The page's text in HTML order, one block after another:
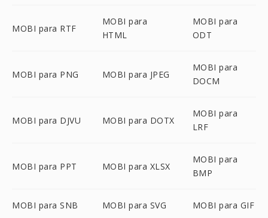
MOBI para RTF
MOBI para
HTML
MOBI para
ODT
MOBI para PNG MOBI para JPEG
MOBI para
DOCM
MOBI para DJVU MOBI para DOTX
MOBI para
LRF
MOBI para PPT MOBI para XLSX
MOBI para
BMP
MOBI para SNB MOBI para SVG MOBI para GIF